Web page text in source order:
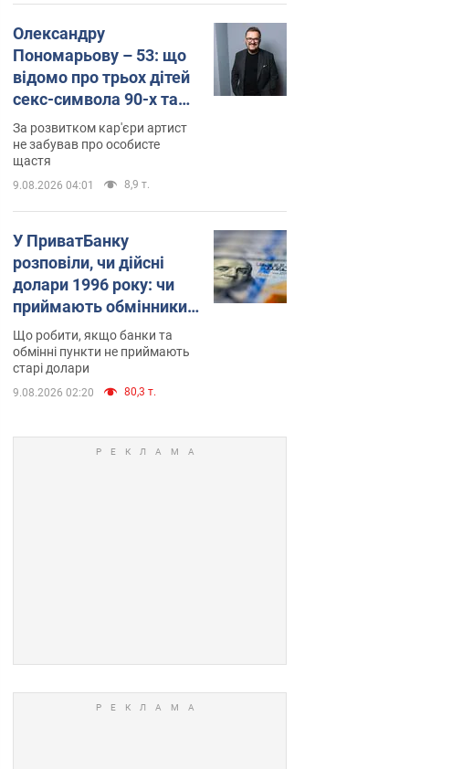
Олександру
Пономарьову – 53: що
відомо про трьох дітей
секс-символа 90-х та
який вигляд вони
мають
За розвитком кар'єри артист
не забував про особисте
щастя
9.08.2026 04:01 8,9 т.
У ПриватБанку
розповіли, чи дійсні
долари 1996 року: чи
приймають обмінники
та банки такі купюри
Що робити, якщо банки та
обмінні пункти не приймають
старі долари
9.08.2026 02:20 80,3 т.